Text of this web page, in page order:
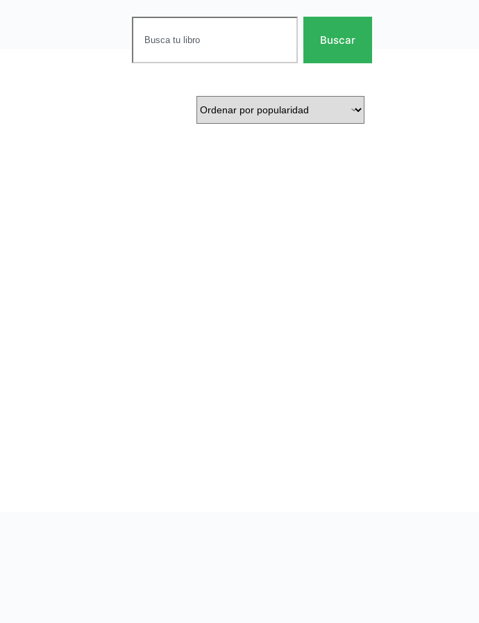
Buscar